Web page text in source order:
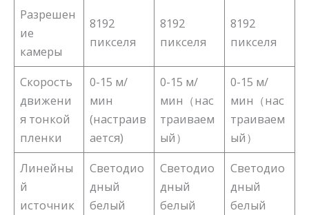
Разрешен
ие
камеры
8192
пикселя
8192
пикселя
8192
пикселя
Скорость
движени
я тонкой
пленки
0-15 м/
мин
(настраив
ается)
0-15 м/
мин（нас
траиваем
ый）
0-15 м/
мин（нас
траиваем
ый）
Линейны
й
источник
Светодио
дный
белый
Светодио
дный
белый
Светодио
дный
белый